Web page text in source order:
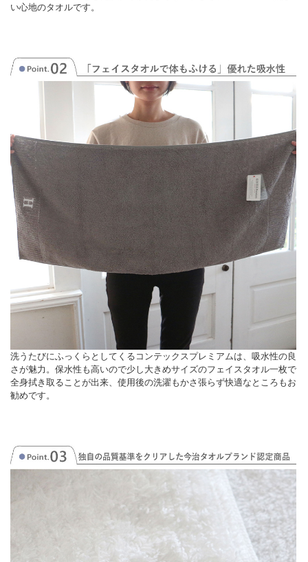
い心地のタオルです。
洗うたびにふっくらとしてくるコンテックスプレミアムは、吸水性の良
さが魅力。保水性も高いので少し大きめサイズのフェイスタオル一枚で
全身拭き取ることが出来、使用後の洗濯もかさ張らず快適なところもお
勧めです。